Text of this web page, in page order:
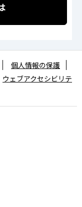
個人情報の保護
ウェブアクセシビリテ